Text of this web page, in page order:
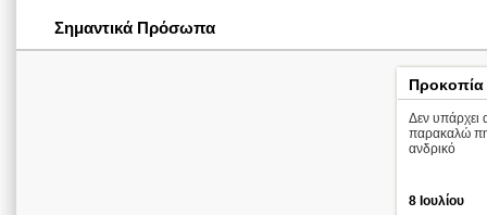
Σημαντικά Πρόσωπα
Προκοπία
Δεν υπάρχει
παρακαλώ
ανδρικό
8 Ιουλίου